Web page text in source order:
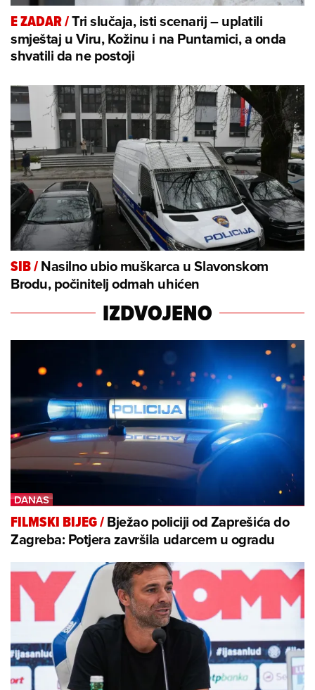
E ZADAR/Tri slučaja, isti scenarij – uplatili
smještaj u Viru, Kožinu i na Puntamici, a onda
shvatili da ne postoji
SIB/Nasilno ubio muškarca u Slavonskom
Brodu, počinitelj odmah uhićen
IZDVOJENO
FILMSKI BIJEG/Bježao policiji od Zaprešića do
Zagreba: Potjera završila udarcem u ogradu